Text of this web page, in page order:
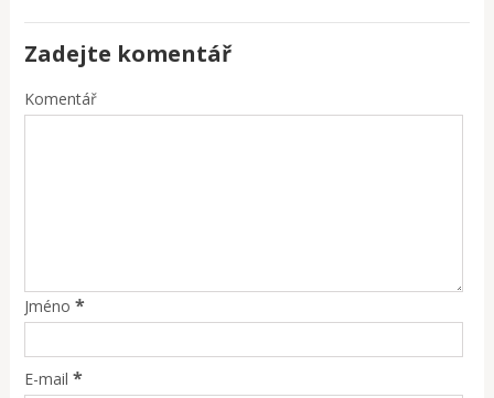
Zadejte komentář
Komentář
Jméno *
E-mail *